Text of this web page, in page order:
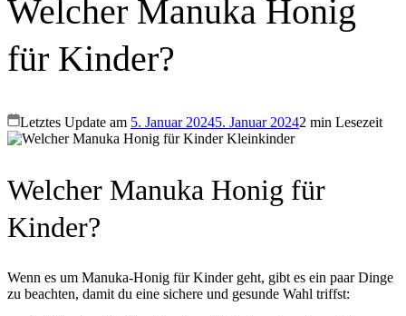
Welcher Manuka Honig
für Kinder?
Letztes Update am 5. Januar 20245. Januar 20242 min Lesezeit
Welcher Manuka Honig für
Kinder?
Wenn es um Manuka-Honig für Kinder geht, gibt es ein paar Dinge
zu beachten, damit du eine sichere und gesunde Wahl triffst: